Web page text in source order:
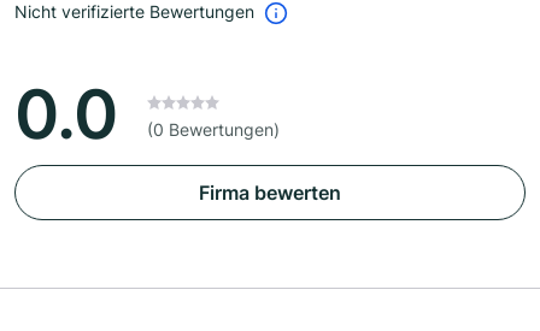
Nicht verifizierte Bewertungen
0.0 (0 Bewertungen)
Firma bewerten